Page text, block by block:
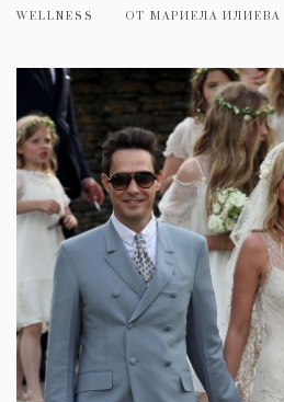
WELLNESS ОТ МАРИЕЛА ИЛИЕВА